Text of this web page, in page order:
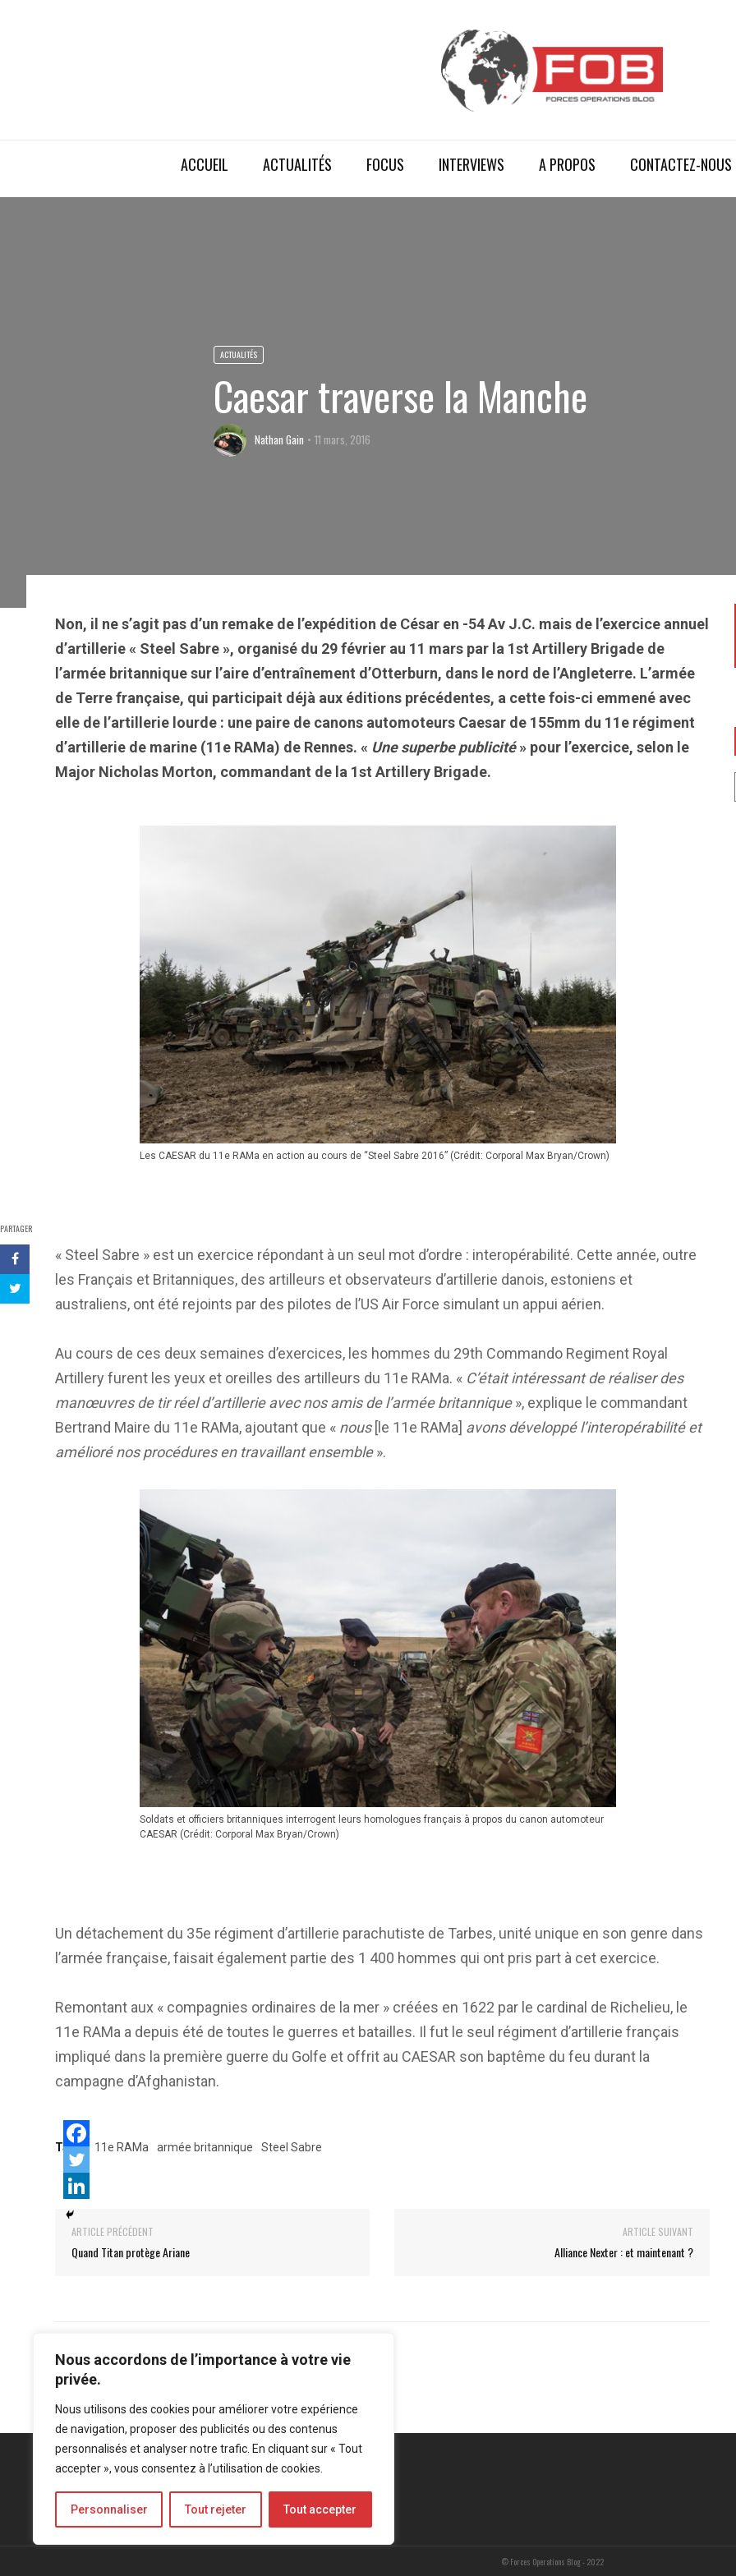
Nous accordons de l’importance à votre vie
privée.
Nous utilisons des cookies pour améliorer votre expérience
de navigation, proposer des publicités ou des contenus
personnalisés et analyser notre trafic. En cliquant sur « Tout
accepter », vous consentez à l’utilisation de cookies.
Personnaliser Tout rejeter Tout accepter
ACCUEIL ACTUALITÉS FOCUS INTERVIEWS A PROPOS CONTACTEZ-NOUS
ACTUALITÉS
Caesar traverse la Manche
Nathan Gain 11 mars, 2016
PARTAGER
Non, il ne s’agit pas d’un remake de l’expédition de César en -54 Av J.C. mais de l’exercice annuel
d’artillerie « Steel Sabre », organisé du 29 février au 11 mars par la 1st Artillery Brigade de
l’armée britannique sur l’aire d’entraînement d’Otterburn, dans le nord de l’Angleterre. L’armée
de Terre française, qui participait déjà aux éditions précédentes, a cette fois-ci emmené avec
elle de l’artillerie lourde : une paire de canons automoteurs Caesar de 155mm du 11e régiment
d’artillerie de marine (11e RAMa) de Rennes. « Une superbe publicité» pour l’exercice, selon le
Major Nicholas Morton, commandant de la 1st Artillery Brigade.
Les CAESAR du 11e RAMa en action au cours de “Steel Sabre 2016” (Crédit: Corporal Max Bryan/Crown)
« Steel Sabre » est un exercice répondant à un seul mot d’ordre : interopérabilité. Cette année, outre
les Français et Britanniques, des artilleurs et observateurs d’artillerie danois, estoniens et
australiens, ont été rejoints par des pilotes de l’US Air Force simulant un appui aérien.
Au cours de ces deux semaines d’exercices, les hommes du 29th Commando Regiment Royal
Artillery furent les yeux et oreilles des artilleurs du 11e RAMa. « C’était intéressant de réaliser des
manœuvres de tir réel d’artillerie avec nos amis de l’armée britannique», explique le commandant
Bertrand Maire du 11e RAMa, ajoutant que « nous[le 11e RAMa] avons développé l’interopérabilité et
amélioré nos procédures en travaillant ensemble».
Soldats et officiers britanniques interrogent leurs homologues français à propos du canon automoteur
CAESAR (Crédit: Corporal Max Bryan/Crown)
Un détachement du 35e régiment d’artillerie parachutiste de Tarbes, unité unique en son genre dans
l’armée française, faisait également partie des 1 400 hommes qui ont pris part à cet exercice.
Remontant aux « compagnies ordinaires de la mer » créées en 1622 par le cardinal de Richelieu, le
11e RAMa a depuis été de toutes le guerres et batailles. Il fut le seul régiment d’artillerie français
impliqué dans la première guerre du Golfe et offrit au CAESAR son baptême du feu durant la
campagne d’Afghanistan.
Tags: 11e RAMa armée britannique Steel Sabre
ARTICLE PRÉCÉDENT
Quand Titan protège Ariane
ARTICLE SUIVANT
Alliance Nexter : et maintenant ?
Mentions légales-Politique de confidentialité
© Forces Operations Blog - 2022